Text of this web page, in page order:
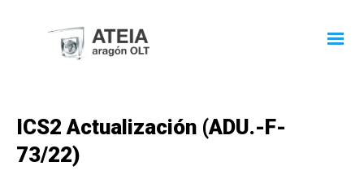
ICS2 Actualización (ADU.-F-
73/22)